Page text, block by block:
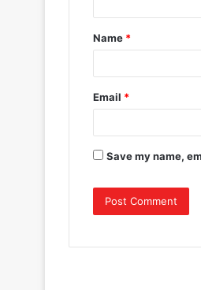
Name *
Email *
Save my name,